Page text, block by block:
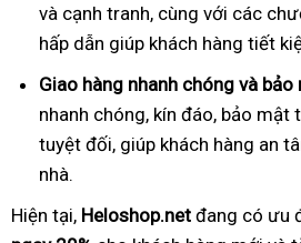
và cạnh tranh, cùng với các
hấp dẫn giúp khách hàng tiết
Giao hàng nhanh chóng và bảo
nhanh chóng, kín đáo, bảo mật
tuyệt đối, giúp khách hàng an
nhà.
Hiện tại, Heloshop.net đang có ưu